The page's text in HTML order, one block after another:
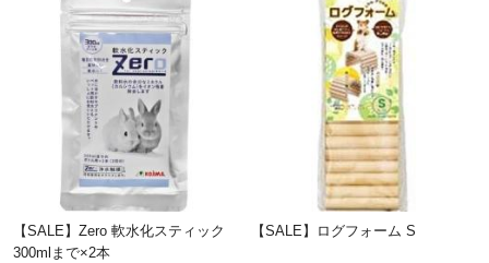
【SALE】Zero 軟水化スティック
300mlまで×2本
【SALE】ログフォーム S